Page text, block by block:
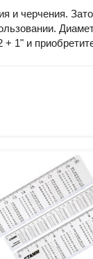
черчения.
1" и